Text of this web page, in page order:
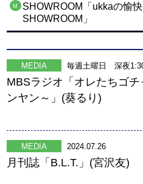
M
SHOWROOM「ukkaの愉
SHOWROOM」
MEDIA 毎週土曜日 深夜
MBSラジオ「オレたちゴ
ンヤン～」(葵るり)
MEDIA 2024.07.26
月刊誌「B.L.T.」(宮沢友)